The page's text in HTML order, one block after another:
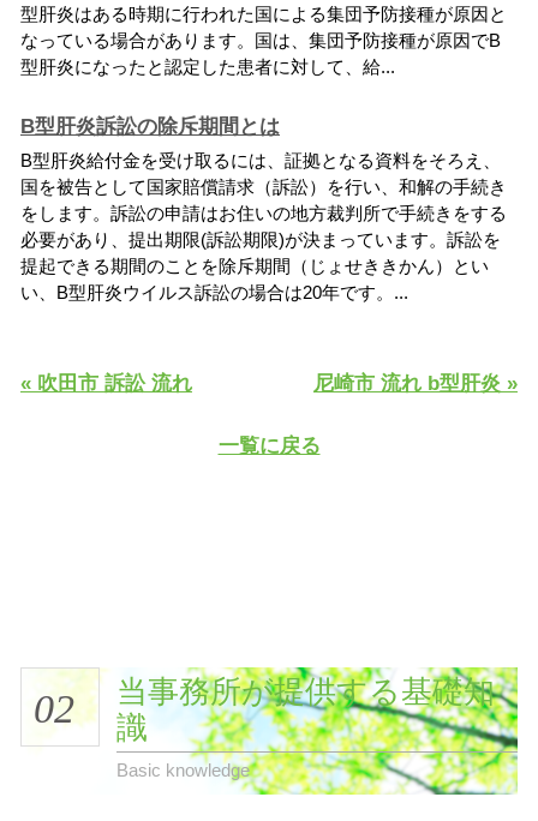
型肝炎はある時期に行われた国に よ る集団予防接種が原因と
なっている場合があ り ます。 国は 集団予防接種が原因でB
型肝炎になった と認定 した患者に対して 給...
B型肝炎訴訟の除斥期間とは
B型肝炎給付金を受け取 るには 証拠と なる資料をそろ え
国を被告と して国家賠償請求 （訴訟） を行い 和解の手続き
を し ます。 訴訟の申請はお住いの地方裁判 所で手続き をする
必要があ り 提出期限(訴訟期限)が決ま ってい ます。 訴訟を
提起でき る期間のこ と を除斥期間 （ じ ょ せき きかん） と い
い
B型肝炎ウイ ルス訴訟の場合は20年です。 ...
« 吹田市 訴訟 流れ 尼崎市 流れ b型肝炎 »
一覧に戻る
02
当事務所が提供する基礎知
識
Basic knowledge